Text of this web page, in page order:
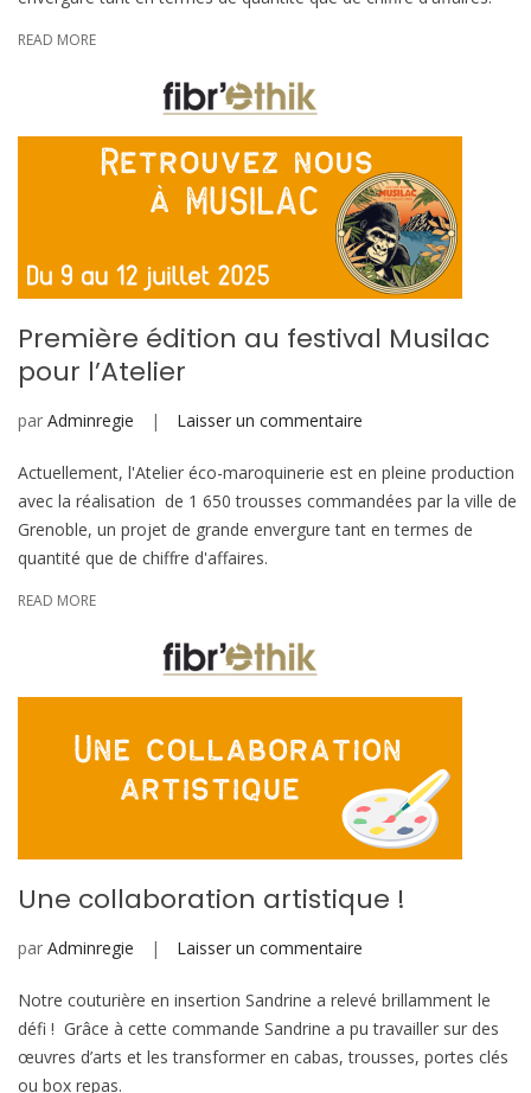
READ MORE
Première édition au festival Musilac
pour l’Atelier
par Adminregie Laisser un commentaire
édition
au
festival
Actuellement, l'Atelier éco-maroquinerie est en pleine production
avec la réalisation de 1 650 trousses commandées par la ville de
Grenoble, un projet de grande envergure tant en termes de
quantité que de chiffre d'affaires.
READ MORE
Une collaboration artistique !
par Adminregie Laisser un commentaire
collaboration
artistique
!
Notre couturière en insertion Sandrine a relevé brillamment le
défi ! Grâce à cette commande Sandrine a pu travailler sur des
œuvres d’arts et les transformer en cabas, trousses, portes clés
ou box repas.